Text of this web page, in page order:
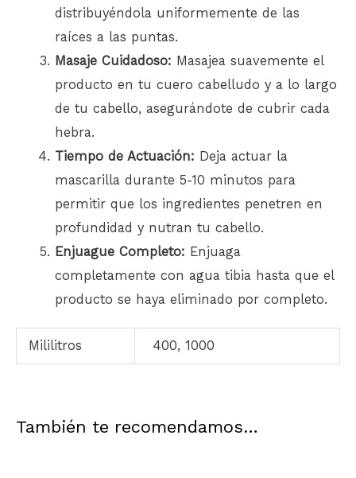
distribuyéndola uniformemente de las
raíces a las puntas.
Masaje Cuidadoso: Masajea suavemente el
producto en tu cuero cabelludo y a lo largo
de tucabello, asegurándote de cubrir cada
hebra.
Tiempo de Actuación: Deja actuar la
mascarilla durante 5-10 minutos para
permitir que los ingredientes penetren en
profundidad y nutran tu cabello.
Enjuague Completo: Enjuaga
completamente con agua tibia hasta que el
producto se haya eliminado por completo.
Mililitros 400, 1000
También te recomendamos…